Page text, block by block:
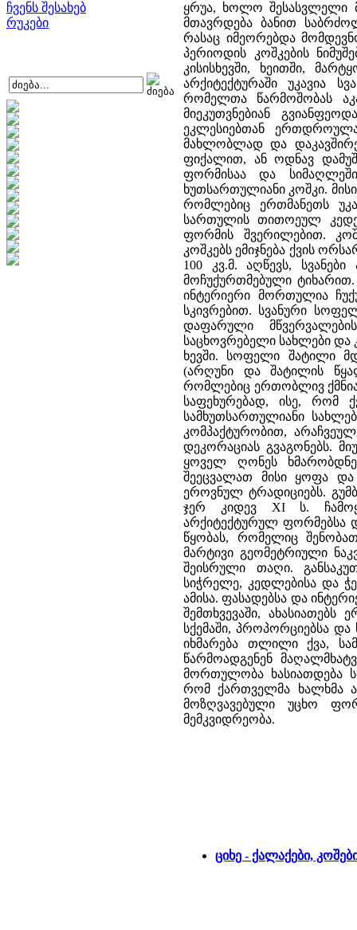
ჩვენს შესახებ
რუკები
ყრუა, ხოლო შესასვლელი
მთავრდება ბანით
რასაც იმეორებდა
პერიოდის კოშკების
კისისხევში, ხეითში,
არქიტექტურაში უკავია
რომელთა წარმოშობას
მიეკუთვნებიან
ეკლესიებთან
მახლობლად და
ფიქალით, ან ოდნავ
ფორმისაა და
ხუთსართულიანი კოშკი.
რომლებიც ერთმანეთს
სართულის თითოეულ
ფორმის შვერილებით.
კოშკებს ემიჯნება ქვის
100 კვ.მ. აღწევს,
მოჩუქურთმებული
ინტერიერი მორთულია
სკივრებით. სვანური
დაფარული
საცხოვრებელი სახლები და
ხევში. სოფელი შატილი
(არღუნი და შატილის
რომლებიც ერთობლივ
საფეხურებად, ისე, რომ
სამხუთსართულიანი
კომპაქტურობით,
დეკორაციას გვაგონებს.
ყოველ ღონეს
შეეცვალათ მისი ყოფა
ეროვნულ ტრადიციებს.
ჯერ კიდევ XI ს.
არქიტექტურულ ფორმებსა
წყობას, რომელიც
მარტივი გეომეტრიული
შეისრული თაღი.
სიჭრელე, კედლებისა და
ამისა. ფასადებსა და
შემთხვევაში,
სქემაში, პროპორციებსა
იხმარება თლილი ქვა,
წარმოადგენენ
მორთულობა ხასიათდება
რომ ქართველმა ხალხმა
მოზღვავებული უცხო
მემკვიდრეობა.
ციხე - ქალაქები,